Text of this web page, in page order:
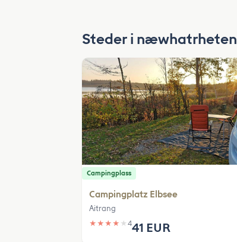
Steder i næwhatrheten
Campingplass
Campingplatz Elbsee
Aitrang
★ ★ ★ ★ ★ 441 EUR